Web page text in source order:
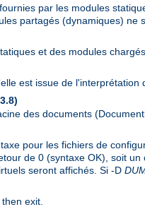
par les modules
partagés (dynamiques) ne
et des modules
est issue de
des documents
pour les fichiers de
de 0 (syntaxe OK), soit
seront affichés. Si -D
then exit.